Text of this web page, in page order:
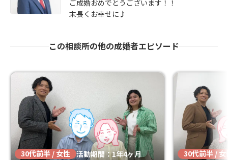
ご成婚おめでとうございます！！
末長くお幸せに♪
この相談所の他の成婚者エピソード
30代前半 / 女性 活動期間：1年4ヶ月
30代前半 / 女